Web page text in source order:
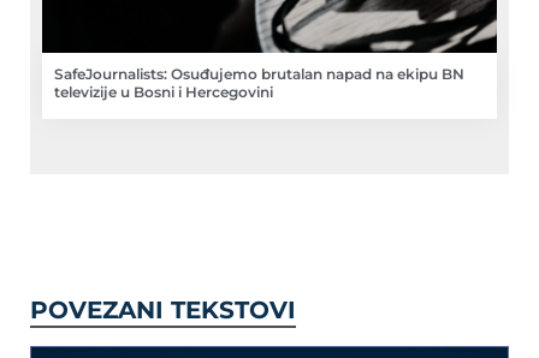
SafeJournalists: Osuđujemo brutalan napad na ekipu BN
televizije u Bosni i Hercegovini
POVEZANI TEKSTOVI